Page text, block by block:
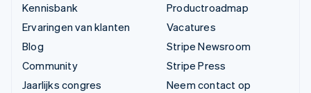
Kennisbank
Ervaringen van klanten
Blog
Community
Jaarlijks congres
Productroadmap
Vacatures
Stripe Newsroom
Stripe Press
Neem contact op